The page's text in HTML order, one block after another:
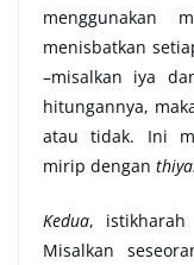
menggunakan
menisbatkan
–misalkan iya
hitungannya,
atau tidak. Ini
mirip dengan
Kedua, istikharah
Misalkan